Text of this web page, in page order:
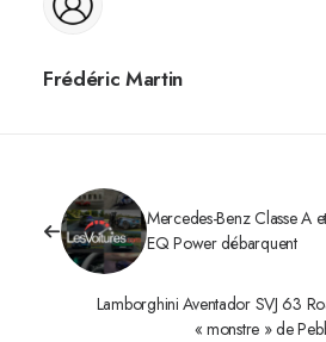
Frédéric Martin
Mercedes-Benz Classe A
EQ Power débarquent
Lamborghini Aventador SVJ 63
« monstre » de